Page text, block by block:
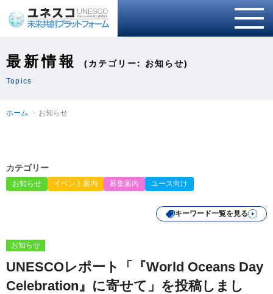
最新情報 (カテゴリー: お知らせ)
Topics
ホーム お知らせ
カテゴリー
お知らせ イベント案内 募集案内 ユース向け
キーワード一覧を見る
お知らせ
UNESCOレポート「『World Oceans Day
Celebration』に寄せて」を投稿しまし